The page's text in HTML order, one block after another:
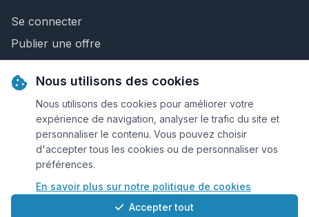
Se connecter
Publier une offre
Nous contacter
© 2026 Keejob.com. Tous droits réservés.
Conditions et règlement
Cookies
Nous utilisons des cookies
Nous utilisons des cookies pour améliorer votre
expérience de navigation, analyser le trafic du site et
personnaliser le contenu. Vous pouvez choisir
d'accepter tous les cookies ou de personnaliser vos
préférences.
En savoir plus sur notre politique de cookies
Accepter tout